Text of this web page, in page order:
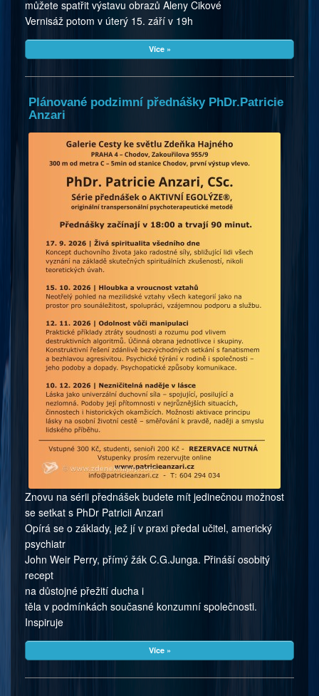
můžete spatřit výstavu obrazů Aleny Cikové
Vernisáž potom v úterý 15. září v 19h
Více »
Plánované podzimní přednášky PhDr.Patricie
Anzari
Znovu na sérii přednášek budete mít jedinečnou možnost
se setkat s PhDr Patricii Anzari
Opírá se o základy, jež jí v praxi předal učitel, americký
psychiatr
John Weir Perry, přímý žák C.G.Junga. Přináší osobitý
recept
na důstojné přežití ducha i
těla v podmínkách současné konzumní společnosti.
Inspiruje
Více »